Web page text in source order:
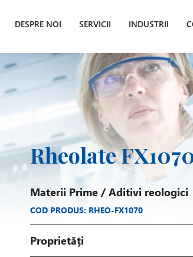
DESPRE NOI SERVICII INDUSTRII
Rheolate
Materii Prime/ Aditivi reologici
COD PRODUS: RHEO-FX1070
Proprietăți